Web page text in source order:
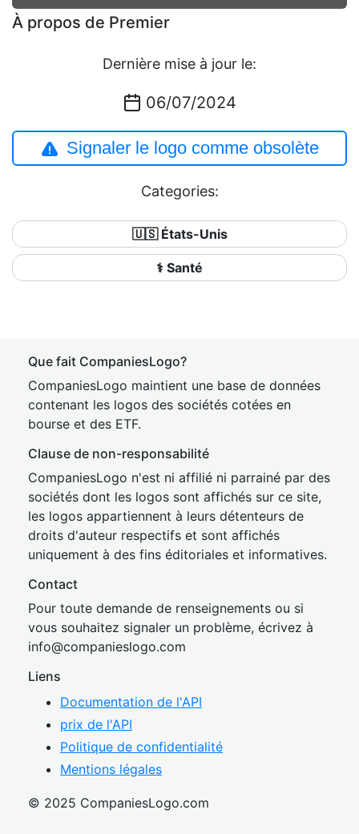
À propos de Premier
Dernière mise à jour le:
06/07/2024
Signaler le logo comme obsolète
Categories:
🇺🇸 États-Unis
⚕️ Santé
Que fait CompaniesLogo?
CompaniesLogo maintient une base de données
contenant les logos des sociétés cotées en
bourse et des ETF.
Clause de non-responsabilité
CompaniesLogo n'est ni affilié ni parrainé par des
sociétés dont les logos sont affichés sur ce site,
les logos appartiennent à leurs détenteurs de
droits d'auteur respectifs et sont affichés
uniquement à des fins éditoriales et informatives.
Contact
Pour toute demande de renseignements ou si
vous souhaitez signaler un problème, écrivez à
info@companieslogo.com
Liens
Documentation de l'API
prix de l'API
Politique de confidentialité
Mentions légales
© 2025 CompaniesLogo.com